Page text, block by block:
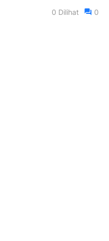
0 Dilihat 0